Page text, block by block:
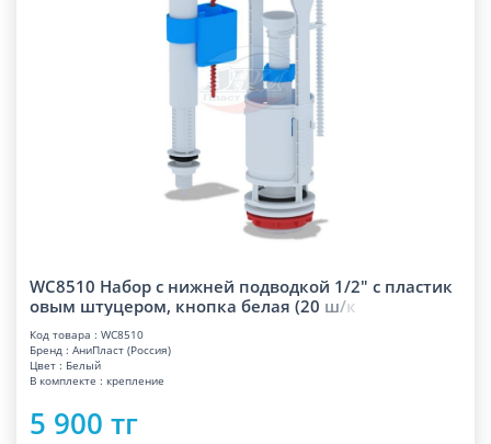
WC8510 Набор с нижней подводкой 1/2" с пластик
овым штуцером, кнопка белая (20 ш/к
Код товара : WC8510
Бренд : АниПласт (Россия)
Цвет : Белый
В комплекте : крепление
5 900 тг